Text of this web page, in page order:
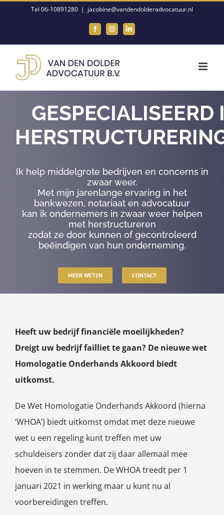
Tel 06-10891280 | jacobine@vandendolderadvocatuur.nl
FacebookInstagramLinkedIn
GESPECIALISEERD
Ik help middelgrote bedrijven en concerns in
zwaar weer.
Met mijn jarenlange ervaring in het
bankwezen, notariaat en advocatuur
kan ik ondernemers in zwaar weer helpen
met herstructureren
zodat ze door kunnen of gecontroleerd
beëindigen van hun onderneming.
MEER WETEN CONTACT
Heeft uw bedrijf financiële moeilijkheden?
Dreigt uw bedrijf failliet te gaan? De nieuwe wet
Homologatie Onderhands Akkoord biedt
uitkomst.
De Wet Homologatie Onderhands Akkoord (hierna
‘WHOA’) biedt uitkomst omdat met deze nieuwe
wet u een regeling kunt treffen met uw
schuldeisers zonder dat zij daar allemaal mee
hoeven in te stemmen. De WHOA treedt per 1
januari 2021 in werking maar u kunt nu al
voorbereidingen treffen.